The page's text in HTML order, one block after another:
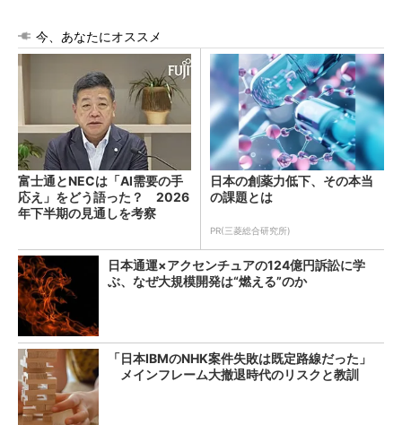
今、あなたにオススメ
富士通とNECは「AI需要の手
応え」をどう語った？ 2026
年下半期の見通しを考察
日本の創薬力低下、その本当
の課題とは
PR(三菱総合研究所)
日本通運×アクセンチュアの124億円訴訟に学
ぶ、なぜ大規模開発は“燃える”のか
「日本IBMのNHK案件失敗は既定路線だった」
メインフレーム大撤退時代のリスクと教訓